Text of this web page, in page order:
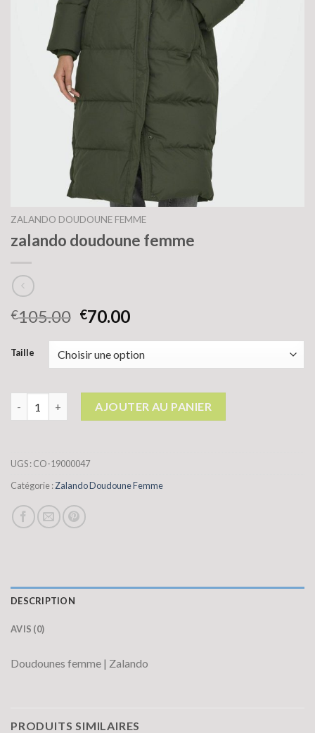
ZALANDO DOUDOUNE FEMME
zalando doudoune femme
€105.00 €70.00
Taille
AJOUTER AU PANIER
UGS :CO-19000047
Catégorie :Zalando Doudoune Femme
DESCRIPTION
AVIS (0)
Doudounes femme | Zalando
PRODUITS SIMILAIRES